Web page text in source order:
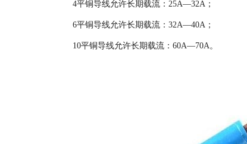
4平铜导线允许长期载流：25A—32A；
6平铜导线允许长期载流：32A—40A；
10平铜导线允许长期载流：60A—70A。